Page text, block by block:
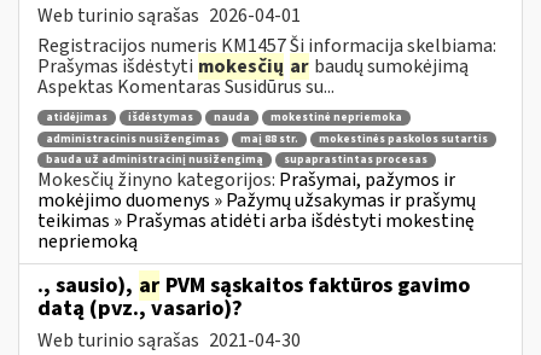
Web turinio sąrašas 2026-04-01
Registracijos numeris KM1457 Ši informacija skelbiama:
Prašymas išdėstyti mokesčių ar baudų sumokėjimą
Aspektas Komentaras Susidūrus su...
atidėjimas išdėstymas nauda
mokestinė nepriemoka
administracinis nusižengimas
maį 88 str.
mokestinės paskolos sutartis
bauda už administracinį nusižengimą
supaprastintas procesas
Mokesčių žinyno kategorijos: Prašymai, pažymos ir
mokėjimo duomenys » Pažymų užsakymas ir prašymų
teikimas » Prašymas atidėti arba išdėstyti mokestinę
nepriemoką
., sausio), ar PVM sąskaitos faktūros gavimo
datą (pvz., vasario)?
Web turinio sąrašas 2021-04-30